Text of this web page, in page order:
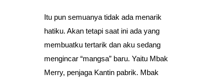
Itu pun semuanya tidak ada menarik
hatiku. Akan tetapi saat ini ada yang
membuatku tertarik dan aku sedang
mengincar “mangsa” baru. Yaitu Mbak
Merry, penjaga Kantin pabrik. Mbak